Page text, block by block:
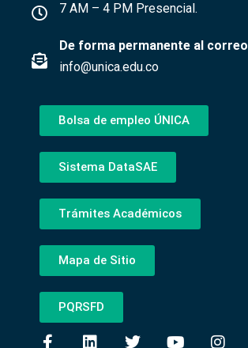
7 AM – 4 PM Presencial.
De forma permanente al correo
info@unica.edu.co
Bolsa de empleo ÚNICA
Sistema DataSAE
Trámites Académicos
Mapa de Sitio
PQRSFD